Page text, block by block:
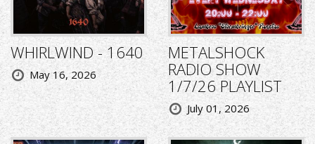
WHIRLWIND - 1640
May 16, 2026
METALSHOCK
RADIO SHOW
1/7/26 PLAYLIST
July 01, 2026